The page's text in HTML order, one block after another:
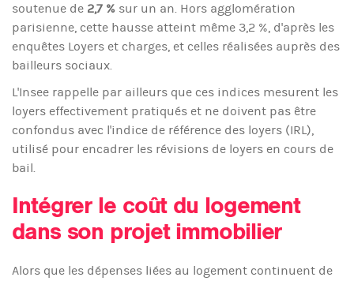
soutenue de 2,7 % sur un an. Hors agglomération
parisienne, cette hausse atteint même 3,2 %, d'après les
enquêtes Loyers et charges, et celles réalisées auprès des
bailleurs sociaux.
L'Insee rappelle par ailleurs que ces indices mesurent les
loyers effectivement pratiqués et ne doivent pas être
confondus avec l'indice de référence des loyers (IRL),
utilisé pour encadrer les révisions de loyers en cours de
bail.
Intégrer le coût du logement
dans son projet immobilier
Alors que les dépenses liées au logement continuent de